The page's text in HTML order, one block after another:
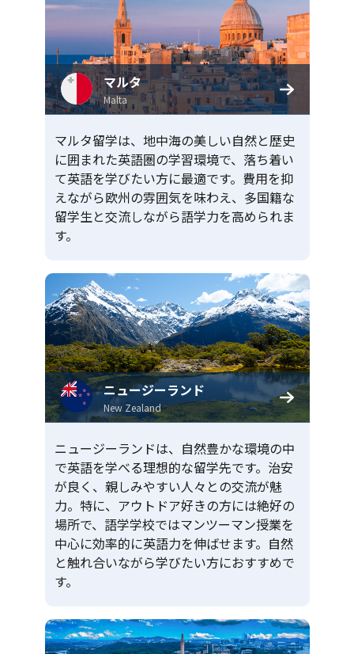
マルタ
Malta
マルタ留学は、地中海の美しい自然と歴史
に囲まれた英語圏の学習環境で、落ち着い
て英語を学びたい方に最適です。費用を抑
えながら欧州の雰囲気を味わえ、多国籍な
留学生と交流しながら語学力を高められま
す。
ニュージーランド
New Zealand
ニュージーランドは、自然豊かな環境の中
で英語を学べる理想的な留学先です。治安
が良く、親しみやすい人々との交流が魅
力。特に、アウトドア好きの方には絶好の
場所で、語学学校ではマンツーマン授業を
中心に効率的に英語力を伸ばせます。自然
と触れ合いながら学びたい方におすすめで
す。